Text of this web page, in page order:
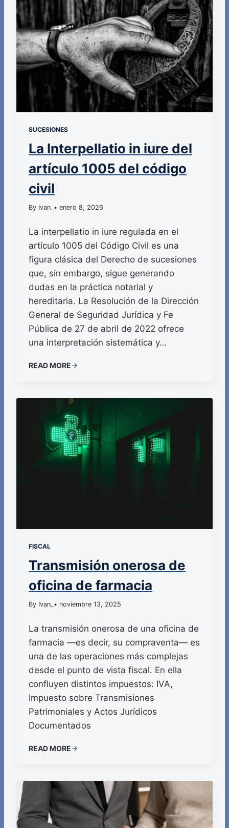
SUCESIONES
La Interpellatio in iure del
artículo 1005 del código
civil
By Ivan_ • enero 8, 2026
La interpellatio in iure regulada en el
artículo 1005 del Código Civil es una
figura clásica del Derecho de sucesiones
que, sin embargo, sigue generando
dudas en la práctica notarial y
hereditaria. La Resolución de la Dirección
General de Seguridad Jurídica y Fe
Pública de 27 de abril de 2022 ofrece
una interpretación sistemática y…
READ MORE
FISCAL
Transmisión onerosa de
oficina de farmacia
By Ivan_ • noviembre 13, 2025
La transmisión onerosa de una oficina de
farmacia —es decir, su compraventa— es
una de las operaciones más complejas
desde el punto de vista fiscal. En ella
confluyen distintos impuestos: IVA,
Impuesto sobre Transmisiones
Patrimoniales y Actos Jurídicos
Documentados
READ MORE